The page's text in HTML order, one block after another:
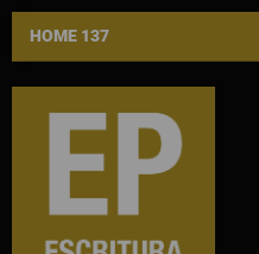
HOME 137